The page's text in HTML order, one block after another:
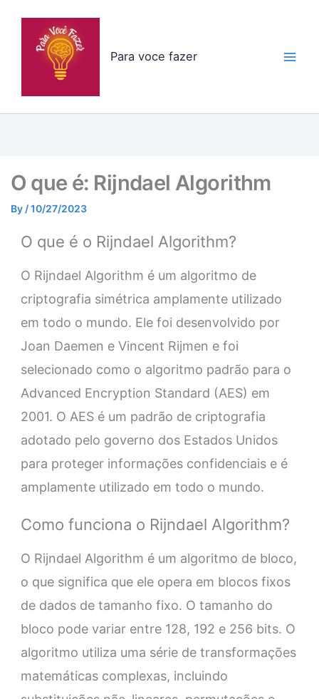
Para voce fazer
O que é: Rijndael Algorithm
By /10/27/2023
O que é o Rijndael Algorithm?
O Rijndael Algorithm é um algoritmo de
criptografia simétrica amplamente utilizado
em todo o mundo. Ele foi desenvolvido por
Joan Daemen e Vincent Rijmen e foi
selecionado como o algoritmo padrão para o
Advanced Encryption Standard (AES) em
2001. O AES é um padrão de criptografia
adotado pelo governo dos Estados Unidos
para proteger informações confidenciais e é
amplamente utilizado em todo o mundo.
Como funciona o Rijndael Algorithm?
O Rijndael Algorithm é um algoritmo de bloco,
o que significa que ele opera em blocos fixos
de dados de tamanho fixo. O tamanho do
bloco pode variar entre 128, 192 e 256 bits. O
algoritmo utiliza uma série de transformações
matemáticas complexas, incluindo